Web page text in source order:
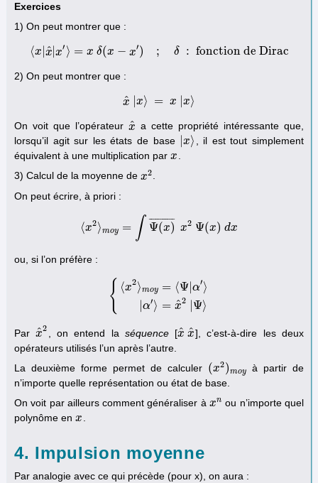
Exercices
1) On peut montrer que :
⟨x x
^ |x′ ⟩ = x δ(x − x′) ; δ : fonction de Dirac
⟨x| x^ |x′⟩=x δ (x−x δ fonction de Dirac
2) On peut montrer que :
x
^ x⟩ = x |x⟩
x^ | ⟩ = x | ⟩
On voit que l’opérateur x
^
x^ a cette propriété intéressante que,
lorsqu’il agit sur les états de base
|x⟩
x⟩
, il est tout simplement
équivalent à une multiplication par x
x .
3) Calcul de la moyenne de x2
x2.
On peut écrire, à priori :
⟨x2⟩moy = ∫ Ψ(x)
¯ ¯
¯¯¯¯¯¯¯¯¯
x2 Ψ(x) dx
⟨x2⟩m oy ∫Ψ(x)¯ 2 Ψ (x) dx
ou, si l’on préfère :
{ ⟨x2⟩moy
|α′⟩
= ⟨Ψ|α′⟩
= x
^2 |Ψ⟩
{⟨ 2 moy=⟨ ⟩ |α ′ x
Parx
^2
x^2 , on entend la séquence [x
^ x
^
x^ x^
], c’est-à-dire les deux
opérateurs utilisés l’un après l’autre.
La deuxième forme permet de calculer (x2)moy
(x2)moy
à partir de
n’importe quelle représentation ou état de base.
On voit par ailleurs comment généraliser àxn
xn ou n’importe quel
polynôme en x
x .
4. Impulsion moyenne
Par analogie avec ce qui précède (pour x), on aura :